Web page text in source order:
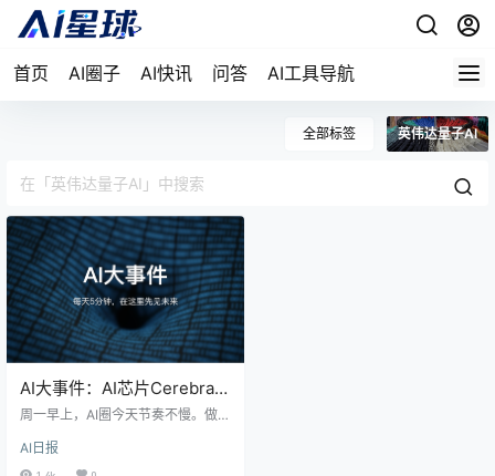
首页 AI圈子 AI快讯 问答 AI工具导航
全部标签 英伟达量子AI
AI大事件：AI芯片Cerebras
提交IPO申请，特斯拉FSD在
改名叫NewBird AI，股价一
周一早上，AI圈今天节奏不慢。做羊
股价一天涨了400%——2026年最
魔幻的转型故事来了；AI芯片独角兽
AI日报